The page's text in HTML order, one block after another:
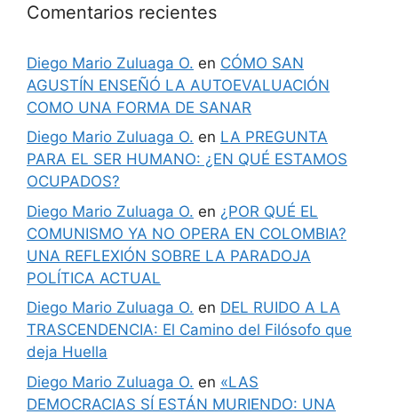
Comentarios recientes
Diego Mario Zuluaga O. en CÓMO SAN
AGUSTÍN ENSEÑÓ LA AUTOEVALUACIÓN
COMO UNA FORMA DE SANAR
Diego Mario Zuluaga O. en LA PREGUNTA
PARA EL SER HUMANO: ¿EN QUÉ ESTAMOS
OCUPADOS?
Diego Mario Zuluaga O. en ¿POR QUÉ EL
COMUNISMO YA NO OPERA EN COLOMBIA?
UNA REFLEXIÓN SOBRE LA PARADOJA
POLÍTICA ACTUAL
Diego Mario Zuluaga O. en DEL RUIDO A LA
TRASCENDENCIA: El Camino del Filósofo que
deja Huella
Diego Mario Zuluaga O. en «LAS
DEMOCRACIAS SÍ ESTÁN MURIENDO: UNA